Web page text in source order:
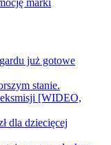
już gotowe
stanie.
[WIDEO,
dla dziecięcej